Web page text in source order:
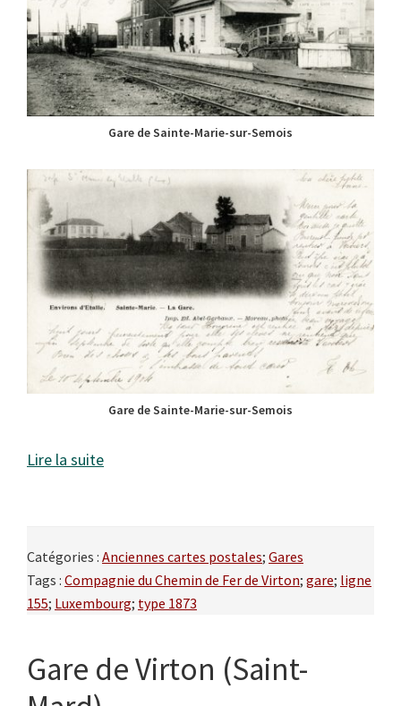
Gare de Sainte-Marie-sur-Semois
Gare de Sainte-Marie-sur-Semois
Lire la suite
Catégories : Anciennes cartes postales; Gares
Tags : Compagnie du Chemin de Fer de Virton; gare; ligne
155; Luxembourg; type 1873
Gare de Virton (Saint-